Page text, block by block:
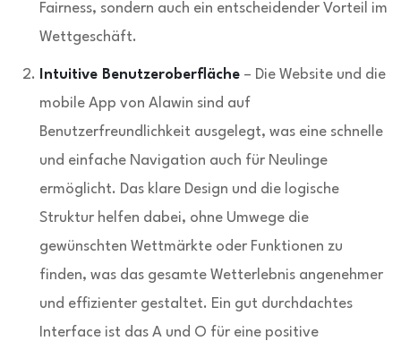
Fairness, sondern auch ein entscheidender Vorteil im
Wettgeschäft.
Intuitive Benutzeroberfläche – Die Website und die
mobile App von Alawin sind auf
Benutzerfreundlichkeit ausgelegt, was eine schnelle
und einfache Navigation auch für Neulinge
ermöglicht. Das klare Design und die logische
Struktur helfen dabei, ohne Umwege die
gewünschten Wettmärkte oder Funktionen zu
finden, was das gesamte Wetterlebnis angenehmer
und effizienter gestaltet. Ein gut durchdachtes
Interface ist das A und O für eine positive